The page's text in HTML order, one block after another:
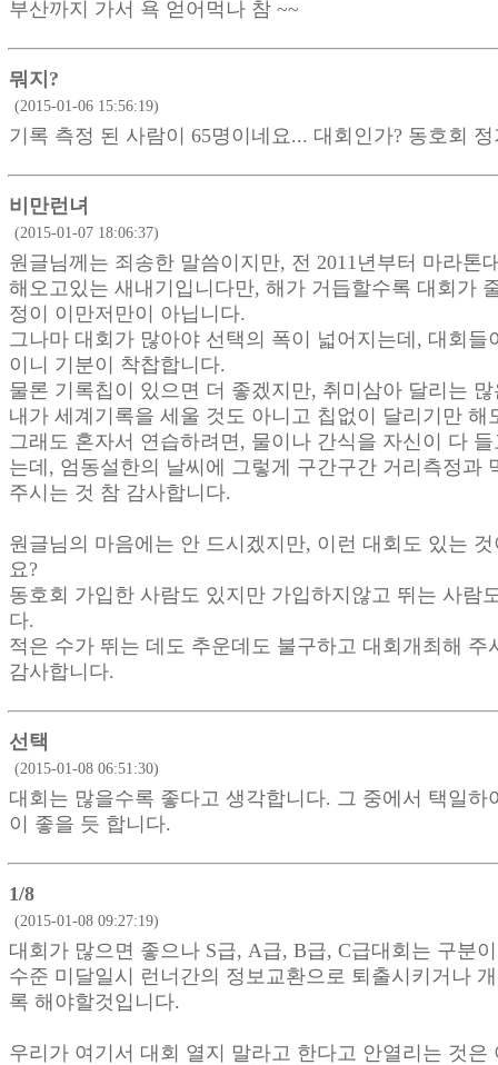
부산까지 가서 욕 얻어먹나 참 ~~
뭐지?
(2015-01-06 15:56:19)
기록 측정 된 사람이 65명이네요... 대회인가? 동호회
비만런녀
(2015-01-07 18:06:37)
원글님께는 죄송한 말씀이지만, 전 2011년부터 마라톤
해오고있는 새내기입니다만, 해가 거듭할수록 대회가
정이 이만저만이 아닙니다.
그나마 대회가 많아야 선택의 폭이 넓어지는데, 대회들
이니 기분이 착찹합니다.
물론 기록칩이 있으면 더 좋겠지만, 취미삼아 달리는
내가 세계기록을 세울 것도 아니고 칩없이 달리기만 해
그래도 혼자서 연습하려면, 물이나 간식을 자신이 다
는데, 엄동설한의 날씨에 그렇게 구간구간 거리측정과
주시는 것 참 감사합니다.
원글님의 마음에는 안 드시겠지만, 이런 대회도 있는
요?
동호회 가입한 사람도 있지만 가입하지않고 뛰는 사람
다.
적은 수가 뛰는 데도 추운데도 불구하고 대회개최해 주
감사합니다.
선택
(2015-01-08 06:51:30)
대회는 많을수록 좋다고 생각합니다. 그 중에서 택일하
이 좋을 듯 합니다.
1/8
(2015-01-08 09:27:19)
대회가 많으면 좋으나 S급, A급, B급, C급대회는 구분
수준 미달일시 런너간의 정보교환으로 퇴출시키거나
록 해야할것입니다.
우리가 여기서 대회 열지 말라고 한다고 안열리는 것은